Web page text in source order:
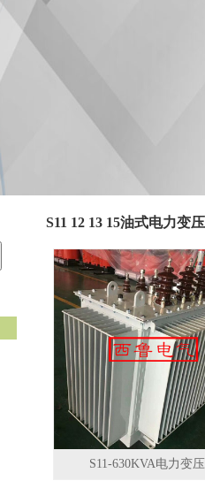
S11 12 13 15油式电力变
S11-630KVA电力变